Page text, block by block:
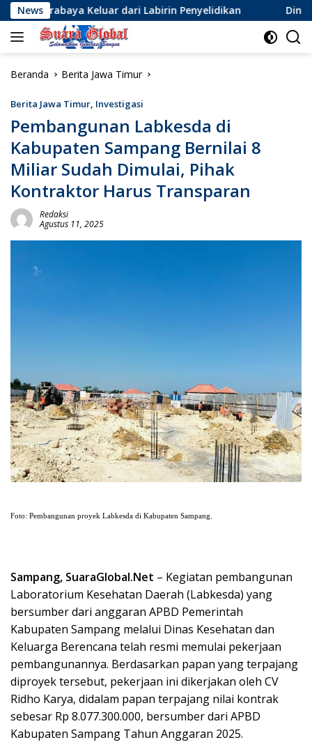
Langsung
ke
konten
News
Keluar dari Labirin Penyelidikan Dinamika Baru
Beranda Berita Jawa Timur
Berita Jawa Timur, Investigasi
Pembangunan Labkesda di
Kabupaten Sampang Bernilai 8
Miliar Sudah Dimulai, Pihak
Kontraktor Harus Transparan
Redaksi
Agustus 11, 2025
Foto: Pembangunan proyek Labkesda di Kabupaten Sampang.
Sampang, SuaraGlobal.Net – Kegiatan pembangunan
Laboratorium Kesehatan Daerah (Labkesda) yang
bersumber dari anggaran APBD Pemerintah
Kabupaten Sampang melalui Dinas Kesehatan dan
Keluarga Berencana telah resmi memulai pekerjaan
pembangunannya. Berdasarkan papan yang terpajang
diproyek tersebut, pekerjaan ini dikerjakan oleh CV
Ridho Karya, didalam papan terpajang nilai kontrak
sebesar Rp 8.077.300.000, bersumber dari APBD
Kabupaten Sampang Tahun Anggaran 2025.